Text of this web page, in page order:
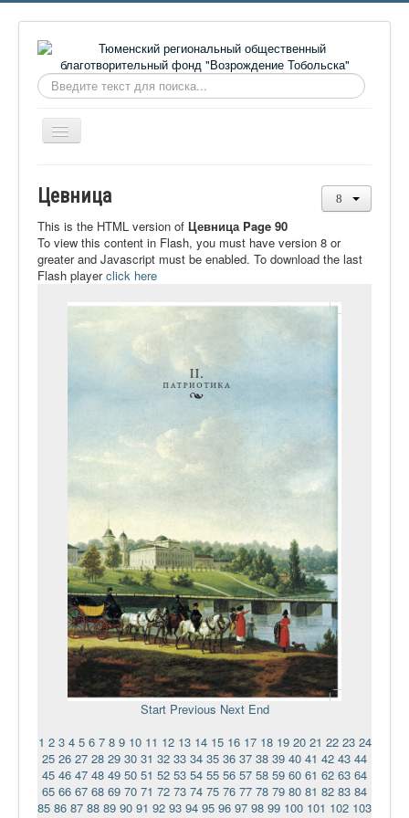
Искать...
Включить/
выключить
О фонде
Онлайн библиотека
Видеоматериалы
Сайт проекта Достоевский
Ермаковополе.рф
Цевница
This is the HTML version of Цевница Page 90
To view this content in Flash, you must have version 8 or
greater and Javascript must be enabled. To download the last
Flash playerclick here
Start Previous Next End
1 2 3 4 5 6 7 8 9 10 11 12 13 14 15 16 17 18 19 20 21 22 23 24
25 26 27 28 29 30 31 32 33 34 35 36 37 38 39 40 41 42 43 44
45 46 47 48 49 50 51 52 53 54 55 56 57 58 59 60 61 62 63 64
65 66 67 68 69 70 71 72 73 74 75 76 77 78 79 80 81 82 83 84
85 86 87 88 89 90 91 92 93 94 95 96 97 98 99 100 101 102 103